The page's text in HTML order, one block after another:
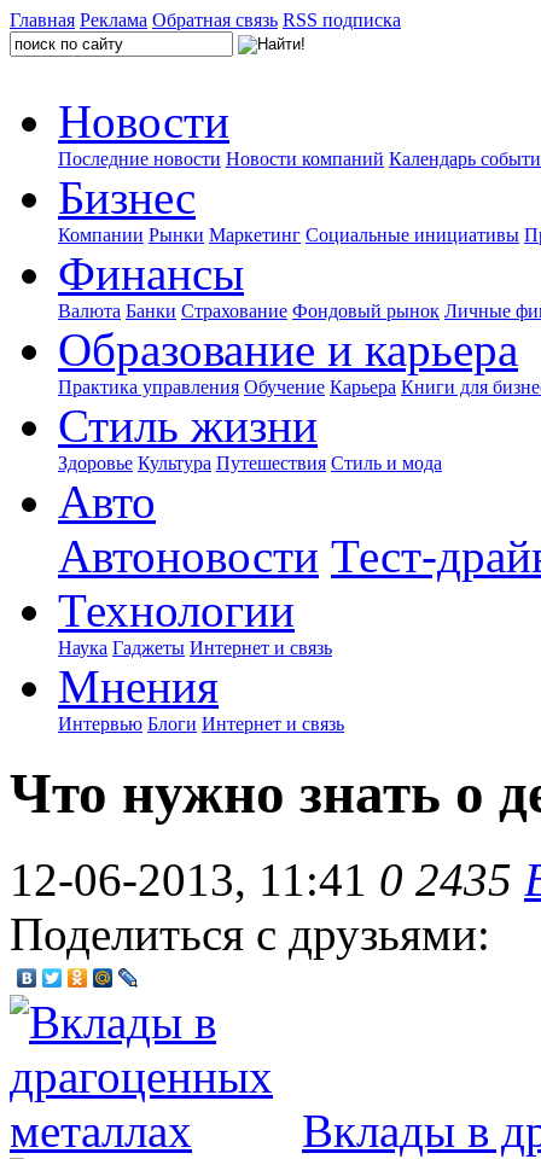
Главная Реклама Обратная связь RSS подписка
Новости
Последние новости Новости компаний Календарь
Бизнес
Компании Рынки Маркетинг Социальные инициативы
Финансы
Валюта Банки Страхование Фондовый рынок Личные
Образование и карьера
Практика управления Обучение Карьера Книги для
Стиль жизни
Здоровье Культура Путешествия Стиль и мода
Авто
Автоновости Тест-
Технологии
Наука Гаджеты Интернет и связь
Мнения
Интервью Блоги Интернет и связь
Что нужно знать о
12-06-2013, 11:41 0 2435
Поделиться с друзьями:
Вклады в